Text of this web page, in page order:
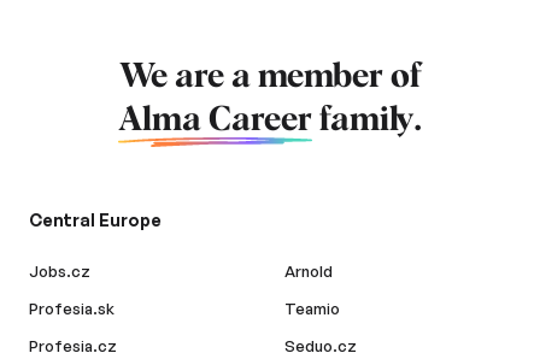
We are a member of
Alma Career family.
Central Europe
Jobs.cz
Profesia.sk
Profesia.cz
Arnold
Teamio
Seduo.cz